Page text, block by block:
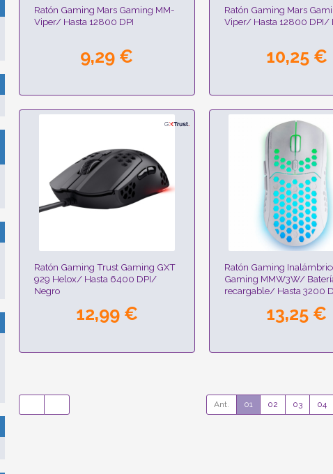
Ratón Gaming Mars Gaming MM-
Viper/ Hasta 12800 DPI
9,29 €
Ratón Gaming Mars
Viper/ Hasta 12800 DPI/
10,25 €
Ratón Gaming Trust Gaming GXT
929 Helox/ Hasta 6400 DPI/
Negro
12,99 €
Ratón Gaming
Gaming MMW3W/
recargable/ Hasta 3200
13,25 €
Ant. 01 02 03 04